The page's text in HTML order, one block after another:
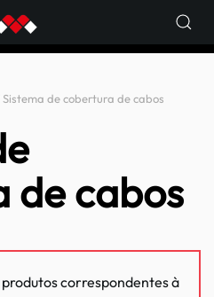
Sistema de cobertura de cabos
de cabos
correspondentes à